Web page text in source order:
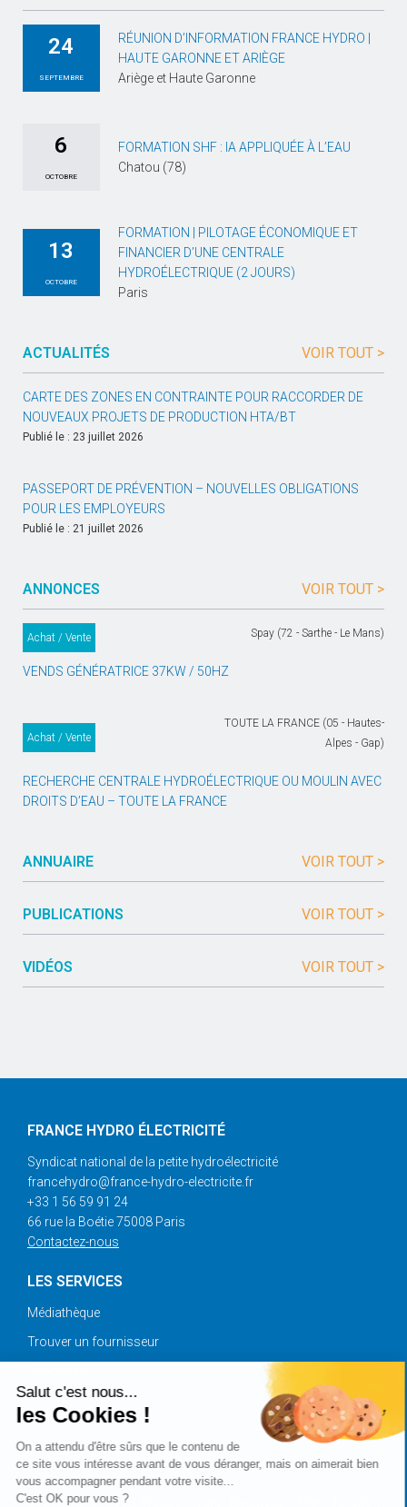
24
SEPTEMBRE
RÉUNION D’INFORMATION FRANCE HYDRO |
HAUTE GARONNE ET ARIÈGE
Ariège et Haute Garonne
6
OCTOBRE
FORMATION SHF : IA APPLIQUÉE À L’EAU
Chatou (78)
13
OCTOBRE
FORMATION | PILOTAGE ÉCONOMIQUE ET
FINANCIER D’UNE CENTRALE
HYDROÉLECTRIQUE (2 JOURS)
Paris
ACTUALITÉS VOIR TOUT >
CARTE DES ZONES EN CONTRAINTE POUR RACCORDER DE
NOUVEAUX PROJETS DE PRODUCTION HTA/BT
Publié le : 23 juillet 2026
PASSEPORT DE PRÉVENTION – NOUVELLES OBLIGATIONS
POUR LES EMPLOYEURS
Publié le : 21 juillet 2026
ANNONCES VOIR TOUT >
Achat / Vente Spay (72 - Sarthe - Le Mans)
VENDS GÉNÉRATRICE 37KW / 50HZ
Achat / Vente
TOUTE LA FRANCE (05 - Hautes-
Alpes - Gap)
RECHERCHE CENTRALE HYDROÉLECTRIQUE OU MOULIN AVEC
DROITS D’EAU – TOUTE LA FRANCE
ANNUAIRE VOIR TOUT >
PUBLICATIONS VOIR TOUT >
VIDÉOS VOIR TOUT >
FRANCE HYDRO ÉLECTRICITÉ
Syndicat national de la petite hydroélectricité
francehydro@france-hydro-electricite.fr
+33 1 56 59 91 24
66 rue la Boétie 75008 Paris
Contactez-nous
LES SERVICES
Médiathèque
Trouver un fournisseur
SUIVEZ-NOUS
Copyright © 2025 France Hydro Electricité |
Salut c'est nous...
les Cookies !
On a attendu d'être sûrs que le contenu de
ce site vous intéresse avant de vous déranger, mais on aimerait bien
vous accompagner pendant votre visite...
C'est OK pour vous ?